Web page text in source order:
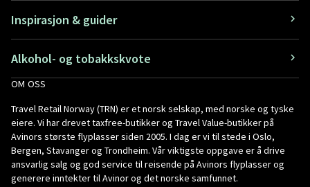
Inspirasjon & guider
Alkohol- og tobakkskvote
OM OSS
Travel Retail Norway (TRN) er et norsk selskap, med norske og tyske
eiere. Vi har drevet taxfree-butikker og Travel Value-butikker på
Avinors største flyplasser siden 2005. I dag er vi til stede i Oslo,
Bergen, Stavanger og Trondheim. Vår viktigste oppgave er å drive
ansvarlig salg og god service til reisende på Avinors flyplasser og
generere inntekter til Avinor og det norske samfunnet.